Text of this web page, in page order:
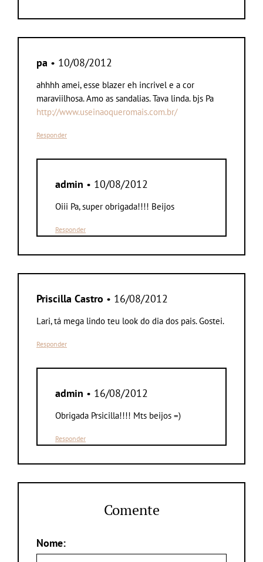
pa • 10/08/2012
ahhhh amei, esse blazer eh incrivel e a cor
maraviilhosa. Amo as sandalias. Tava linda. bjs Pa
http://www.useinaoqueromais.com.br/
Responder
admin • 10/08/2012
Oiii Pa, super obrigada!!!! Beijos
Responder
Priscilla Castro • 16/08/2012
Lari, tá mega lindo teu look do dia dos pais. Gostei.
Responder
admin • 16/08/2012
Obrigada Prsicilla!!!! Mts beijos =)
Responder
Comente
Nome: